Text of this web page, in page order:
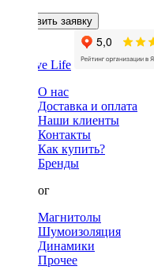
Оставить заявку
О нас
Доставка и оплата
Наши клиенты
Контакты
Как купить?
Бренды
Каталог
Магнитолы
Шумоизоляция
Динамики
Прочее